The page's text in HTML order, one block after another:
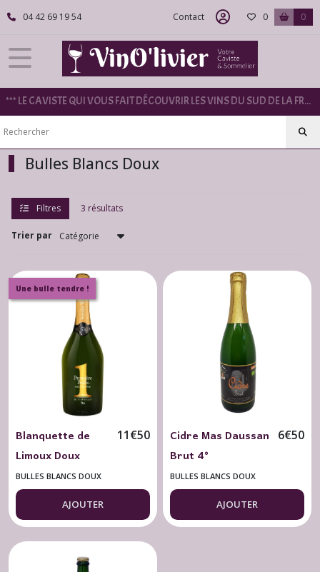
04 42 69 19 54 Contact 0 0
*** LE CAVISTE QUI VOUS FAIT DÉCOUVRIR LES VINS DU SUD DE LA FRANCE ***
Bulles Blancs Doux
Filtres 3 résultats
Trier par
Une bulle tendre !
Blanquette de
Limoux Doux
Sieur d'Arques
Première Bulle
Gourmande 6°
11€50
BULLES BLANCS DOUX
AJOUTER
Cidre Mas Daussan
Brut 4°
Biodynamie 75 cl.
6€50
BULLES BLANCS DOUX
AJOUTER
Fermer
FILTRES
Tous
les
produits
Bulles
(16)
Champagnes
(3)
(1)
Bulles
Blancs